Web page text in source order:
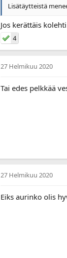
Lisätäytteistä
Jos kerättäis
4
27 Helmikuu 2020
Tai edes pelkkää
27 Helmikuu 2020
Eiks aurinko olis